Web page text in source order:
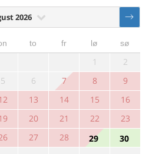
2026
to fr lø
sø
1 2
5 6 7 8 9
13 14 15 16
20 21 22 23
27 28 29 30